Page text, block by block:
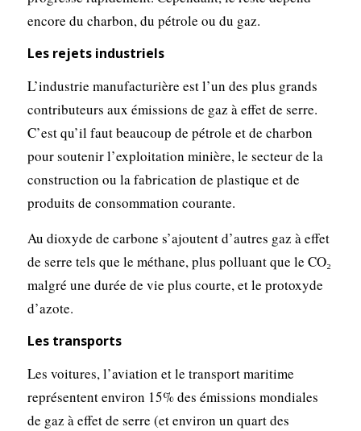
encore du charbon, du pétrole ou du gaz.
Les rejets industriels
L’industrie manufacturière est l’un des plus grands
contributeurs aux émissions de gaz à effet de serre.
C’est qu’il faut beaucoup de pétrole et de charbon
pour soutenir l’exploitation minière, le secteur de la
construction ou la fabrication de plastique et de
produits de consommation courante.
Au dioxyde de carbone s’ajoutent d’autres gaz à effet
de serre tels que le méthane, plus polluant que le CO₂
malgré une durée de vie plus courte, et le protoxyde
d’azote.
Les transports
Les voitures, l’aviation et le transport maritime
représentent environ 15% des émissions mondiales
de gaz à effet de serre (et environ un quart des